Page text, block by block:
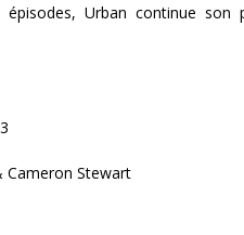
Urban continue son
Cameron Stewart